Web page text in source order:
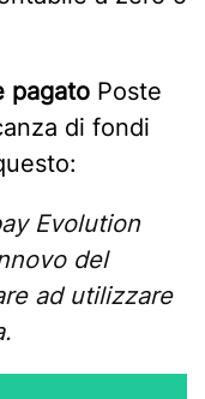
pagato Poste
di fondi
Evolution
del
ad utilizzare